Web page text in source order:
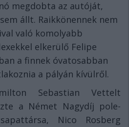
megdobta az autóját,
állt. Raikkönennek nem
való komolyabb
elkerülő Felipe
a finnek óvatosabban
a pályán kívülről.
Sebastian Vettelt
a Német Nagydíj pole-
Nico Rosberg